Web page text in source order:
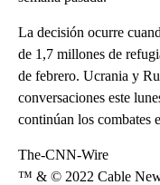
La decisión ocurre
de 1,7 millones de
de febrero. Ucrania y
conversaciones este
continúan los combates
The-CNN-Wire
™ & © 2022 Cable